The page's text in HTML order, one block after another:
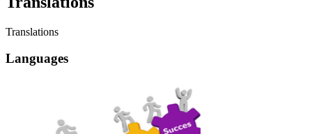
Translations
Languages